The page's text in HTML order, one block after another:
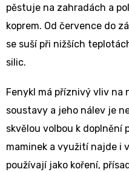
pěstuje na zahradách a
koprem. Od července do
se suší při nižších
silic.
Fenykl má příznivý vliv
soustavy a jeho nálev je
skvělou volbou k doplnění
maminek a využití najde i
používají jako koření,